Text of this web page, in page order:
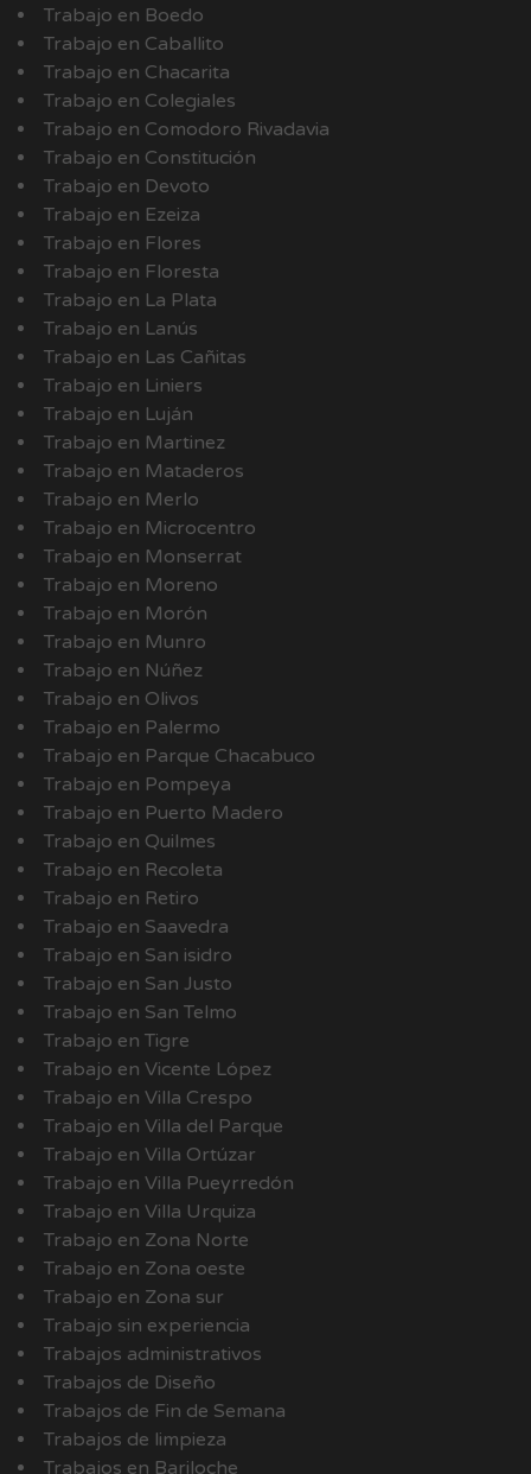
Trabajo en Boedo
Trabajo en Caballito
Trabajo en Chacarita
Trabajo en Colegiales
Trabajo en Comodoro Rivadavia
Trabajo en Constitución
Trabajo en Devoto
Trabajo en Ezeiza
Trabajo en Flores
Trabajo en Floresta
Trabajo en La Plata
Trabajo en Lanús
Trabajo en Las Cañitas
Trabajo en Liniers
Trabajo en Luján
Trabajo en Martinez
Trabajo en Mataderos
Trabajo en Merlo
Trabajo en Microcentro
Trabajo en Monserrat
Trabajo en Moreno
Trabajo en Morón
Trabajo en Munro
Trabajo en Núñez
Trabajo en Olivos
Trabajo en Palermo
Trabajo en Parque Chacabuco
Trabajo en Pompeya
Trabajo en Puerto Madero
Trabajo en Quilmes
Trabajo en Recoleta
Trabajo en Retiro
Trabajo en Saavedra
Trabajo en San isidro
Trabajo en San Justo
Trabajo en San Telmo
Trabajo en Tigre
Trabajo en Vicente López
Trabajo en Villa Crespo
Trabajo en Villa del Parque
Trabajo en Villa Ortúzar
Trabajo en Villa Pueyrredón
Trabajo en Villa Urquiza
Trabajo en Zona Norte
Trabajo en Zona oeste
Trabajo en Zona sur
Trabajo sin experiencia
Trabajos administrativos
Trabajos de Diseño
Trabajos de Fin de Semana
Trabajos de limpieza
Trabajos en Bariloche